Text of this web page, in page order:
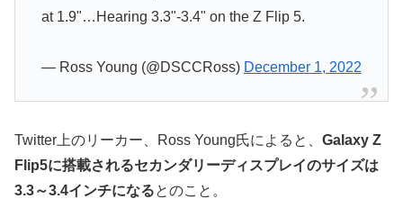
at 1.9"…Hearing 3.3"-3.4" on the Z Flip 5.
— Ross Young (@DSCCRoss) December 1, 2022
Twitter上のリーカー、Ross Young氏によると、 Galaxy Z
Flip5に搭載されるセカンダリーディスプレイのサイズは
3.3～3.4インチになるとのこと。